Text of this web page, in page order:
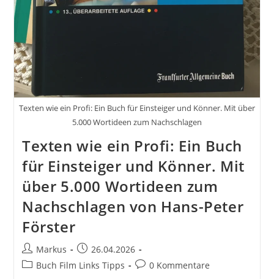
Texten wie ein Profi: Ein Buch für Einsteiger und Könner. Mit über
5.000 Wortideen zum Nachschlagen
Texten wie ein Profi: Ein Buch
für Einsteiger und Könner. Mit
über 5.000 Wortideen zum
Nachschlagen von Hans-Peter
Förster
Beitrags-
Autor:
Markus
Beitrag
veröffentlicht:
26.04.2026
Beitrags-
Buch Film Links Tipps
Beitrags-
0 Kommentare